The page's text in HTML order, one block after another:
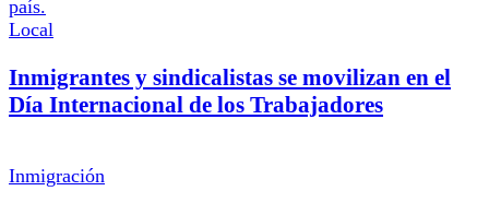
Local
Inmigrantes y sindicalistas se movilizan en el
Día Internacional de los Trabajadores
Inmigración